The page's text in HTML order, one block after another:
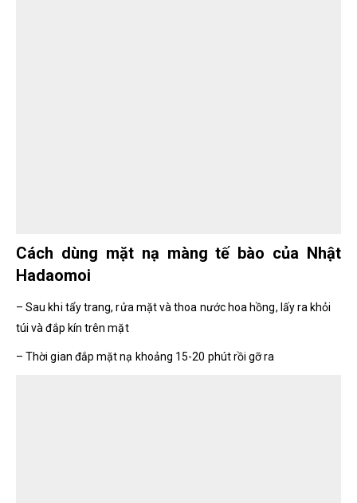
Cách dùng mặt nạ màng tế bào của Nhật
Hadaomoi
– Sau khi tẩy trang, rửa mặt và thoa nước hoa hồng, lấy ra khỏi
túi và đắp kín trên mặt
– Thời gian đắp mặt nạ khoảng 15-20 phút rồi gỡ ra